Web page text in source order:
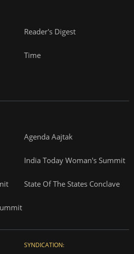
Reader's Digest
Time
Agenda Aajtak
India Today Woman's Summit
State Of The States Conclave
SYNDICATION: